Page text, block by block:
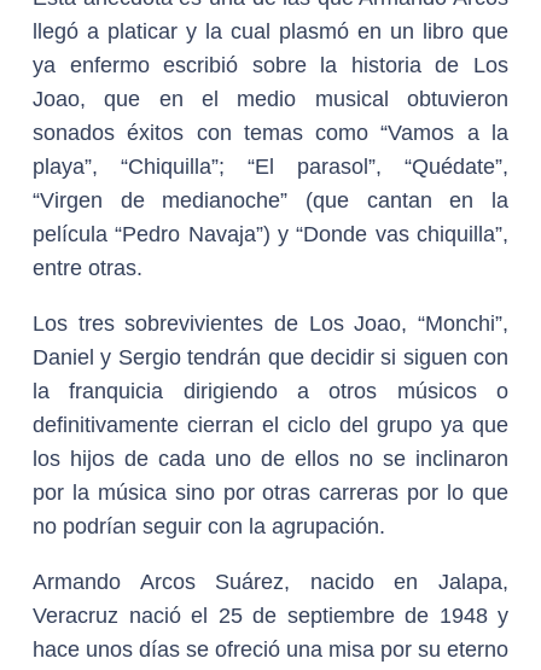
llegó a platicar y la cual plasmó en un libro que
ya enfermo escribió sobre la historia de Los
Joao, que en el medio musical obtuvieron
sonados éxitos con temas como “Vamos a la
playa”, “Chiquilla”; “El parasol”, “Quédate”,
“Virgen de medianoche” (que cantan en la
película “Pedro Navaja”) y “Donde vas chiquilla”,
entre otras.
Los tres sobrevivientes de Los Joao, “Monchi”,
Daniel y Sergio tendrán que decidir si siguen con
la franquicia dirigiendo a otros músicos o
definitivamente cierran el ciclo del grupo ya que
los hijos de cada uno de ellos no se inclinaron
por la música sino por otras carreras por lo que
no podrían seguir con la agrupación.
Armando Arcos Suárez, nacido en Jalapa,
Veracruz nació el 25 de septiembre de 1948 y
hace unos días se ofreció una misa por su eterno